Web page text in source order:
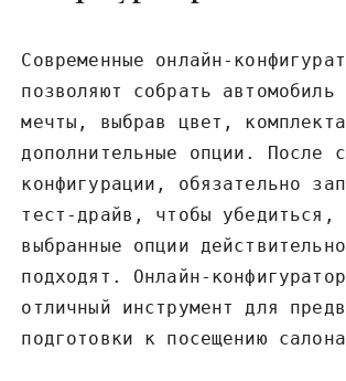
Современные онлайн-
позволяют собрать автомобиль
мечты, выбрав цвет,
дополнительные опции. После
конфигурации, обязательно
тест-драйв, чтобы убедиться,
выбранные опции
подходят. Онлайн-
отличный инструмент для
подготовки к посещению